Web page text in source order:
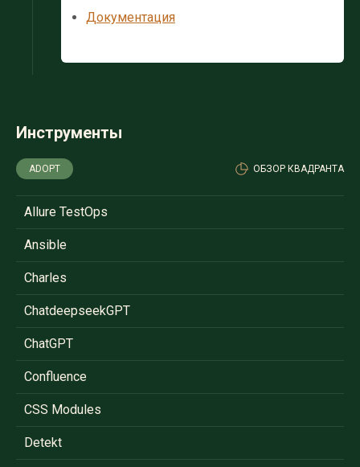
Документация
Инструменты
ADOPT ОБЗОР КВАДРАНТА
Allure TestOps
Ansible
Charles
ChatdeepseekGPT
ChatGPT
Confluence
CSS Modules
Detekt